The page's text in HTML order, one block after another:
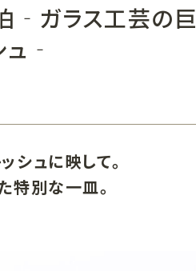
ロビーラウンジ
オンディーヌ
‐ガラス工芸の巨
ュ‐
シュに映して。
特別な一皿。